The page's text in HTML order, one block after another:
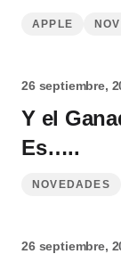
APPLE
26 septiembre,
Y el
Es…..
NOVEDADES
26 septiembre,